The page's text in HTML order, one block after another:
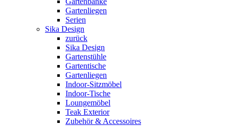
Gartenliegen
Serien
Sika Design
zurück
Sika Design
Gartenstühle
Gartentische
Gartenliegen
Indoor-Sitzmöbel
Indoor-Tische
Loungemöbel
Teak Exterior
Zubehör & Accessoires